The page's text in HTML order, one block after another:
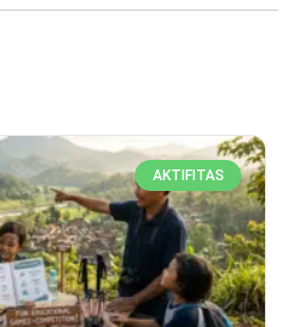
AKTIFITAS